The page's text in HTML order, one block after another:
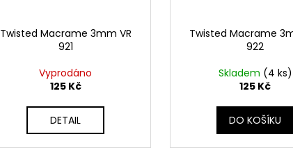
Twisted Macrame 3mm VR
921
Vyprodáno
125 Kč
DETAIL
Twisted Macrame
922
Skladem (4 ks)
125 Kč
DO KOŠÍKU